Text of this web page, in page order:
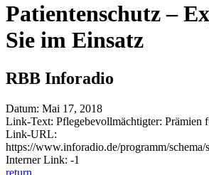
Patientenschutz –
Sie im Einsatz
RBB Inforadio
Datum: Mai 17, 2018
Link-Text: Pflegebevollmächtigter: Prämien
Link-URL:
https://www.inforadio.de/programm/
Interner Link: -1
return